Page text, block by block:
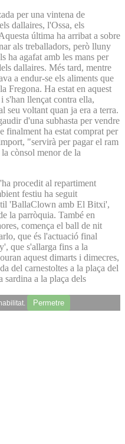
per una vintena de
dallaires, l'Ossa, els
última ha arribat a sobre
als treballadors, però lluny
ha agafat amb les mans per
dallaires. Més tard, mentre
a endur-se els aliments que
Fregona. Ha estat en aquest
s'han llençat contra ella,
seu voltant quan ja era a terra.
d'una subhasta per vendre
finalment ha estat comprat per
"servirà per pagar el ram
cònsol menor de la
procedit al repartiment
festiu ha seguit
'BallaClown amb El Bitxi',
la parròquia. També en
comença el ball de nit
que és l'actuació final
que s'allarga fins a la
aquest dimarts i dimecres,
del carnestoltes a la plaça del
sardina a la plaça dels
Permetre